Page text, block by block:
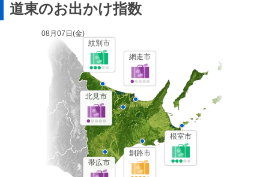
道東のお出かけ指数
08月07日(金)
釧路市
帯広市
北見市
網走市
紋別市
根室市